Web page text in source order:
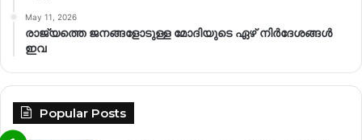
May 11, 2026
രാജ്യത്തെ ജനങ്ങളോടുള്ള മോദിയുടെ ഏഴ് നിര്‍ദേശങ്ങള്‍
ഇവ
Popular Posts